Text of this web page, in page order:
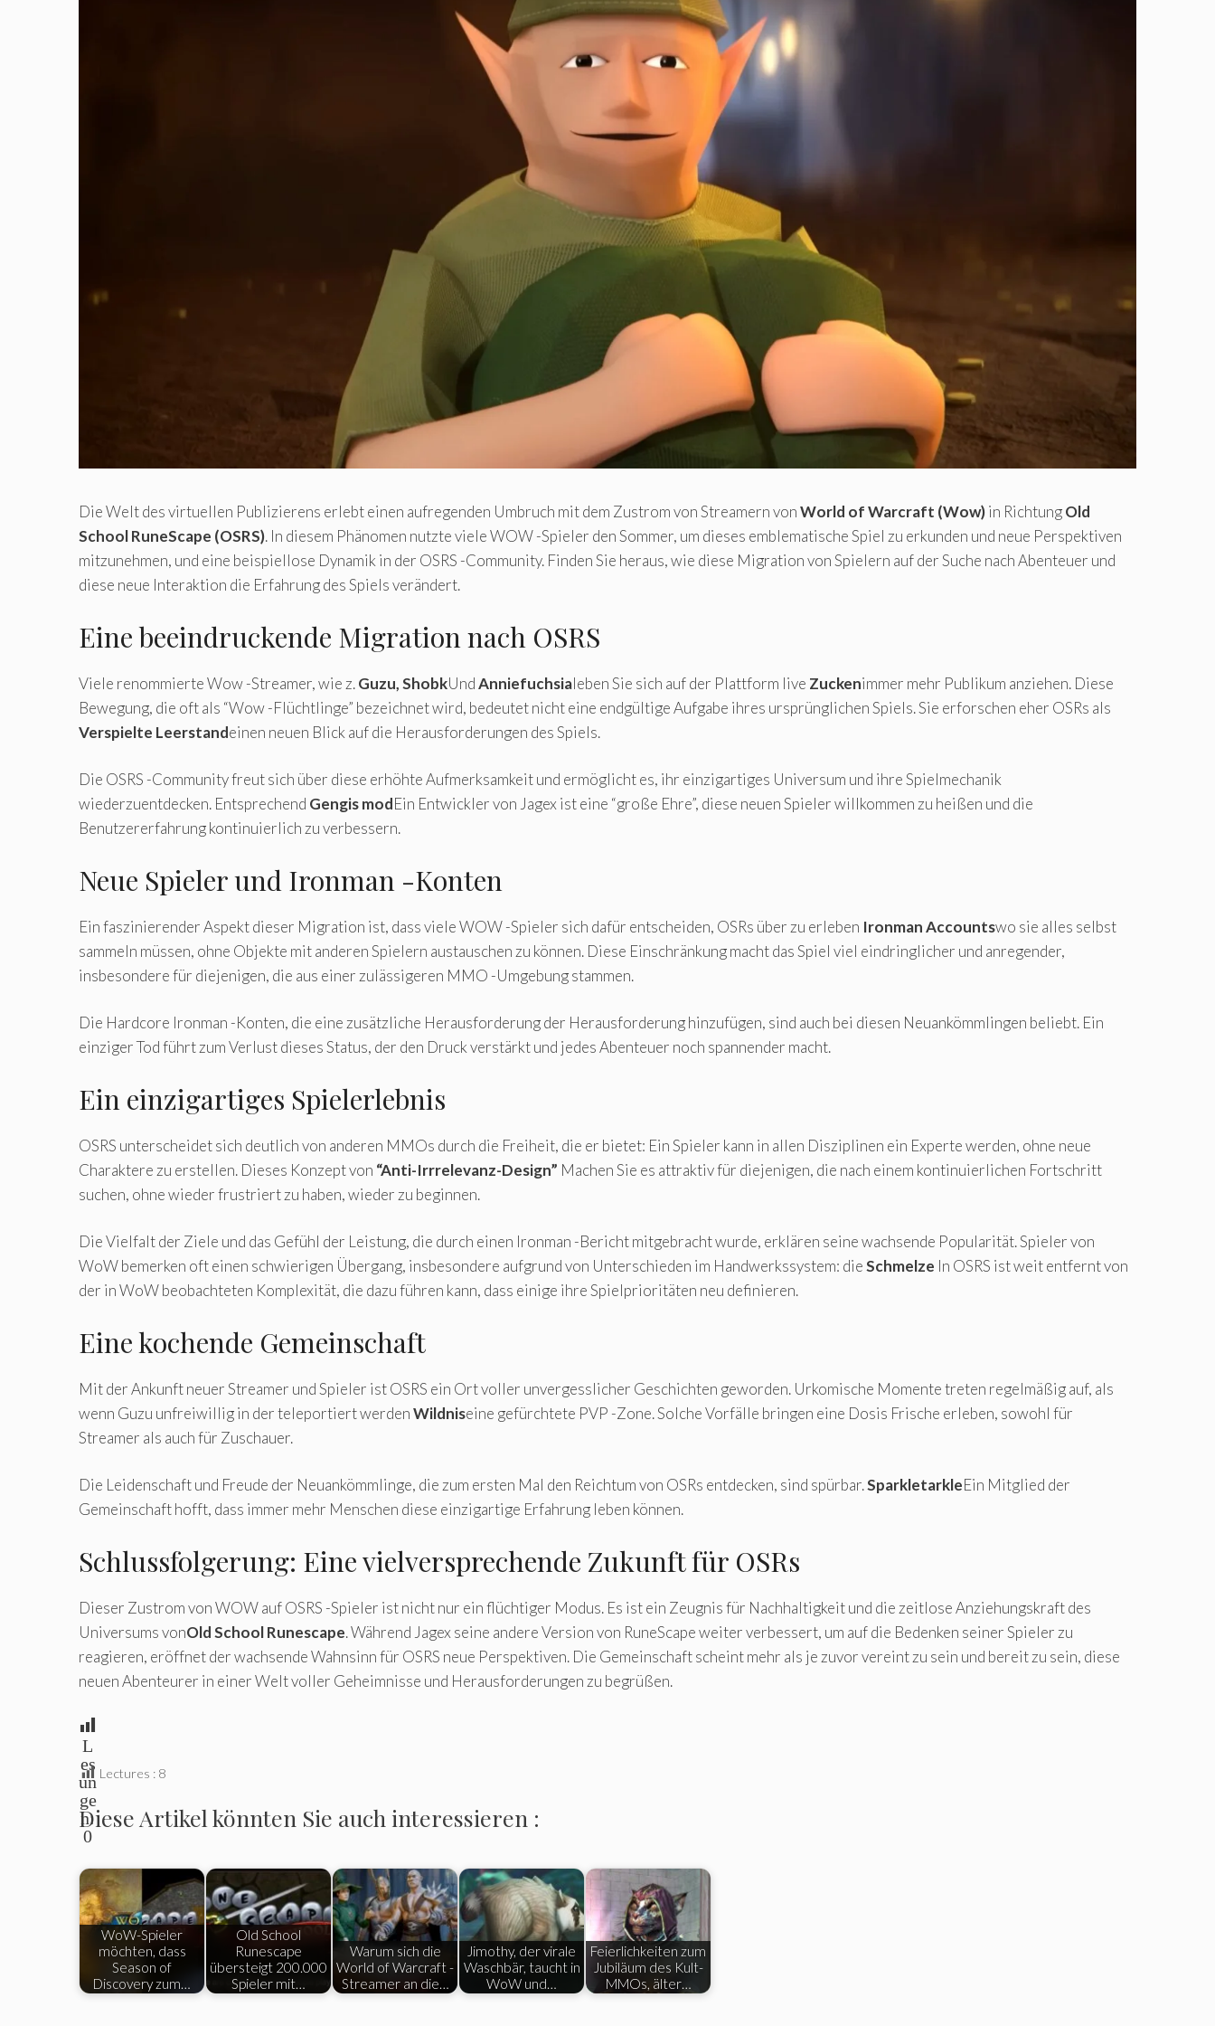
Die Welt des virtuellen Publizierens erlebt einen aufregenden Umbruch mit dem Zustrom von Streamern vonWorld of Warcraft (Wow)in RichtungOld
School RuneScape (OSRS). In diesem Phänomen nutzte viele WOW -Spieler den Sommer, um dieses emblematische Spiel zu erkunden und neue Perspektiven
mitzunehmen, und eine beispiellose Dynamik in der OSRS -Community. Finden Sie heraus, wie diese Migration von Spielern auf der Suche nach Abenteuer und
diese neue Interaktion die Erfahrung des Spiels verändert.
Eine beeindruckende Migration nach OSRS
Viele renommierte Wow -Streamer, wie z.Guzu, ShobkUndAnniefuchsialeben Sie sich auf der Plattform live Zuckenimmer mehr Publikum anziehen. Diese
Bewegung, die oft als “Wow -Flüchtlinge” bezeichnet wird, bedeutet nicht eine endgültige Aufgabe ihres ursprünglichen Spiels. Sie erforschen eher OSRs als
Verspielte Leerstandeinen neuen Blick auf die Herausforderungen des Spiels.
Die OSRS -Community freut sich über diese erhöhte Aufmerksamkeit und ermöglicht es, ihr einzigartiges Universum und ihre Spielmechanik
wiederzuentdecken. Entsprechend Gengis modEin Entwickler von Jagex ist eine “große Ehre”, diese neuen Spieler willkommen zu heißen und die
Benutzererfahrung kontinuierlich zu verbessern.
Neue Spieler und Ironman -Konten
Ein faszinierender Aspekt dieser Migration ist, dass viele WOW -Spieler sich dafür entscheiden, OSRs über zu erleben Ironman Accountswo sie alles selbst
sammeln müssen, ohne Objekte mit anderen Spielern austauschen zu können. Diese Einschränkung macht das Spiel viel eindringlicher und anregender,
insbesondere für diejenigen, die aus einer zulässigeren MMO -Umgebung stammen.
Die Hardcore Ironman -Konten, die eine zusätzliche Herausforderung der Herausforderung hinzufügen, sind auch bei diesen Neuankömmlingen beliebt. Ein
einziger Tod führt zum Verlust dieses Status, der den Druck verstärkt und jedes Abenteuer noch spannender macht.
Ein einzigartiges Spielerlebnis
OSRS unterscheidet sich deutlich von anderen MMOs durch die Freiheit, die er bietet: Ein Spieler kann in allen Disziplinen ein Experte werden, ohne neue
Charaktere zu erstellen. Dieses Konzept von “Anti-Irrrelevanz-Design” Machen Sie es attraktiv für diejenigen, die nach einem kontinuierlichen Fortschritt
suchen, ohne wieder frustriert zu haben, wieder zu beginnen.
Die Vielfalt der Ziele und das Gefühl der Leistung, die durch einen Ironman -Bericht mitgebracht wurde, erklären seine wachsende Popularität. Spieler von
WoW bemerken oft einen schwierigen Übergang, insbesondere aufgrund von Unterschieden im Handwerkssystem: dieSchmelze In OSRS ist weit entfernt von
der in WoW beobachteten Komplexität, die dazu führen kann, dass einige ihre Spielprioritäten neu definieren.
Eine kochende Gemeinschaft
Mit der Ankunft neuer Streamer und Spieler ist OSRS ein Ort voller unvergesslicher Geschichten geworden. Urkomische Momente treten regelmäßig auf, als
wenn Guzu unfreiwillig in der teleportiert werdenWildniseine gefürchtete PVP -Zone. Solche Vorfälle bringen eine Dosis Frische erleben, sowohl für
Streamer als auch für Zuschauer.
Die Leidenschaft und Freude der Neuankömmlinge, die zum ersten Mal den Reichtum von OSRs entdecken, sind spürbar.SparkletarkleEin Mitglied der
Gemeinschaft hofft, dass immer mehr Menschen diese einzigartige Erfahrung leben können.
Schlussfolgerung: Eine vielversprechende Zukunft für OSRs
Dieser Zustrom von WOW auf OSRS -Spieler ist nicht nur ein flüchtiger Modus. Es ist ein Zeugnis für Nachhaltigkeit und die zeitlose Anziehungskraft des
Universums vonOld School Runescape. Während Jagex seine andere Version von RuneScape weiter verbessert, um auf die Bedenken seiner Spieler zu
reagieren, eröffnet der wachsende Wahnsinn für OSRS neue Perspektiven. Die Gemeinschaft scheint mehr als je zuvor vereint zu sein und bereit zu sein, diese
neuen Abenteurer in einer Welt voller Geheimnisse und Herausforderungen zu begrüßen.
L
es
un
ge
n:
0
Lectures : 8
Diese Artikel könnten Sie auch interessieren :
WoW-Spieler
möchten, dass
Season of
Discovery zum…
Old School
Runescape
übersteigt 200.000
Spieler mit…
Warum sich die
World of Warcraft -
Streamer an die…
Jimothy, der virale
Waschbär, taucht in
WoW und…
Feierlichkeiten zum
Jubiläum des Kult-
MMOs, älter…